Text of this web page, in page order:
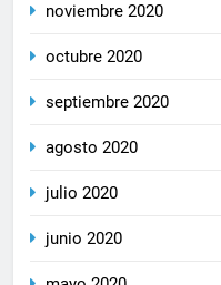
noviembre 2020
octubre 2020
septiembre 2020
agosto 2020
julio 2020
junio 2020